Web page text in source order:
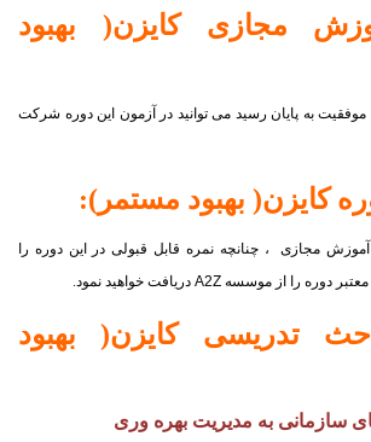
مجازیکایزن( بهبود
به پایان رسید می توانید در آزمون این دوره شرکت
کایزن( بهبود مستمر):
مجازی ، چنانچه نمره قابل قبولی در این دوره را
دوره را از موسسه A2Z دریافت خواهید نمود.
تدریسیکایزن( بهبود
سازمانی به مدیریت بهره وری